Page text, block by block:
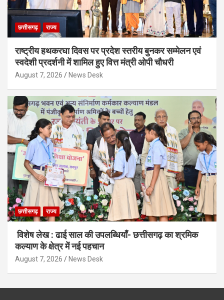
छत्तीसगढ़ राज्य
राष्ट्रीय हथकरघा दिवस पर प्रदेश स्तरीय बुनकर सम्मेलन एवं
स्वदेशी प्रदर्शनी में शामिल हुए वित्त मंत्री ओपी चौधरी
August 7, 2026 News Desk
छत्तीसगढ़ राज्य
विशेष लेख : ढाई साल की उपलब्धियाँ- छत्तीसगढ़ का श्रमिक
कल्याण के क्षेत्र में नई पहचान
August 7, 2026 News Desk